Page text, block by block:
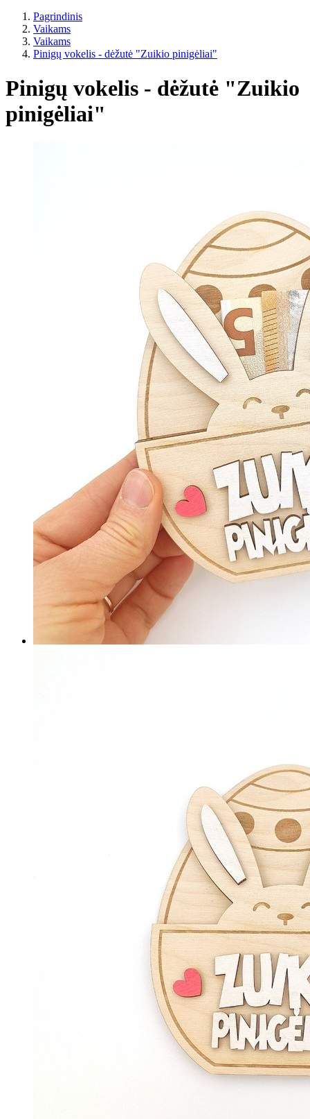
Pagrindinis
Vaikams
Vaikams
Pinigų vokelis - dėžutė "Zuikio pinigėliai"
Pinigų vokelis - dėžutė "Zuikio
pinigėliai"